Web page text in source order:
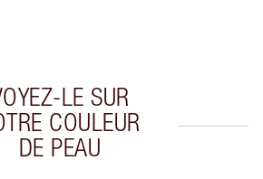
LE SUR
COULEUR
DE PEAU